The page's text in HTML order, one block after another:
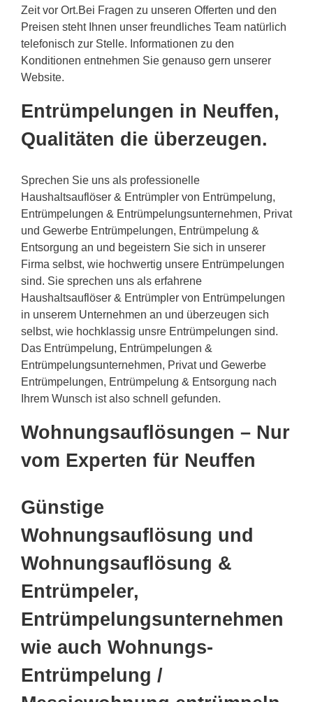
Zeit vor Ort.Bei Fragen zu unseren Offerten und den
Preisen steht Ihnen unser freundliches Team natürlich
telefonisch zur Stelle. Informationen zu den
Konditionen entnehmen Sie genauso gern unserer
Website.
Entrümpelungen in Neuffen,
Qualitäten die überzeugen.
Sprechen Sie uns als professionelle
Haushaltsauflöser & Entrümpler von Entrümpelung,
Entrümpelungen & Entrümpelungsunternehmen, Privat
und Gewerbe Entrümpelungen, Entrümpelung &
Entsorgung an und begeistern Sie sich in unserer
Firma selbst, wie hochwertig unsere Entrümpelungen
sind. Sie sprechen uns als erfahrene
Haushaltsauflöser & Entrümpler von Entrümpelungen
in unserem Unternehmen an und überzeugen sich
selbst, wie hochklassig unsre Entrümpelungen sind.
Das Entrümpelung, Entrümpelungen &
Entrümpelungsunternehmen, Privat und Gewerbe
Entrümpelungen, Entrümpelung & Entsorgung nach
Ihrem Wunsch ist also schnell gefunden.
Wohnungsauflösungen – Nur
vom Experten für Neuffen
Günstige
Wohnungsauflösung und
Wohnungsauflösung &
Entrümpeler,
Entrümpelungsunternehmen
wie auch Wohnungs-
Entrümpelung /